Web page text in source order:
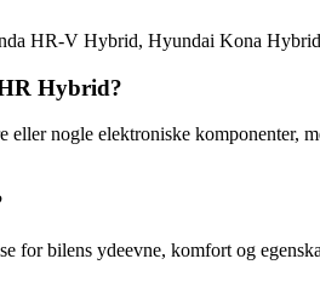
HR-V Hybrid, Hyundai Kona
Hybrid?
nogle elektroniske
for bilens ydeevne, komfort og